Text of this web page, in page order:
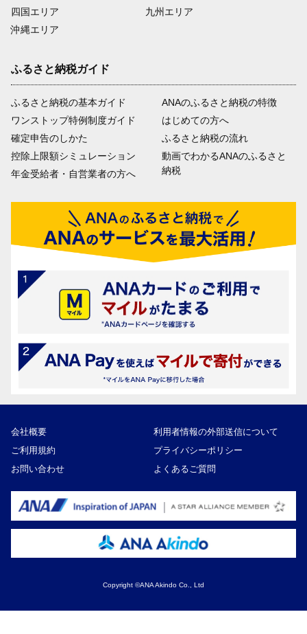
四国エリア
沖縄エリア
九州エリア
ふるさと納税ガイド
ふるさと納税の基本ガイド
ワンストップ特例制度ガイド
確定申告のしかた
控除上限額シミュレーション
年金受給者・自営業者の方へ
ANAのふるさと納税の特徴
はじめての方へ
ふるさと納税の流れ
動画でわかるANAのふるさと
納税
会社概要
利用者情報の外部送信について
ご利用規約
プライバシーポリシー
お問い合わせ
よくあるご質問
Copyright ©ANA Akindo Co., Ltd